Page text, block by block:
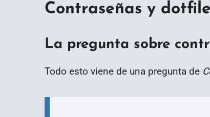
Contraseñas y
La pregunta sobre
Todo esto viene de una pregunta de